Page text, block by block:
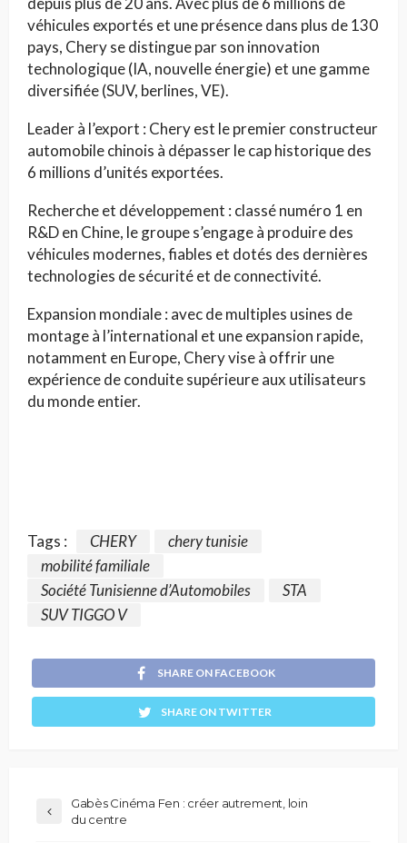
véhicules exportés et une présence dans plus de 130
pays, Chery se distingue par son innovation
technologique (IA, nouvelle énergie) et une gamme
diversifiée (SUV, berlines, VE).
Leader à l’export : Chery est le premier constructeur
automobile chinois à dépasser le cap historique des
6 millions d’unités exportées.
Recherche et développement : classé numéro 1 en
R&D en Chine, le groupe s’engage à produire des
véhicules modernes, fiables et dotés des dernières
technologies de sécurité et de connectivité.
Expansion mondiale : avec de multiples usines de
montage à l’international et une expansion rapide,
notamment en Europe, Chery vise à offrir une
expérience de conduite supérieure aux utilisateurs
du monde entier.
Tags : CHERY
chery tunisie
mobilité familiale
Société Tunisienne d’Automobiles
STA
SUV TIGGO V
SHARE ON FACEBOOK
SHARE ON TWITTER
Gabès Cinéma Fen : créer autrement, loin
du centre